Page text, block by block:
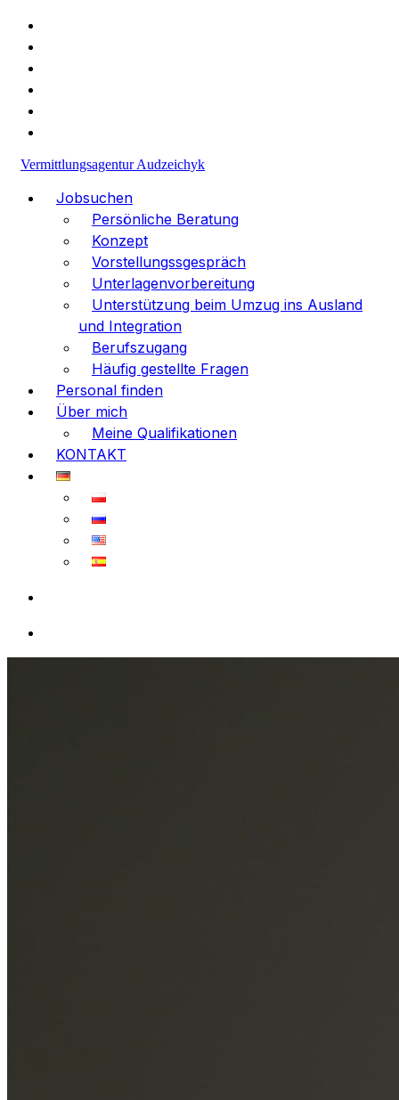
Vermittlungsagentur Audzeichyk
Jobsuchen
Persönliche Beratung
Konzept
Vorstellungssgespräch
Unterlagenvorbereitung
Unterstützung beim Umzug ins Ausland
und Integration
Berufszugang
Häufig gestellte Fragen
Personal finden
Über mich
Meine Qualifikationen
KONTAKT